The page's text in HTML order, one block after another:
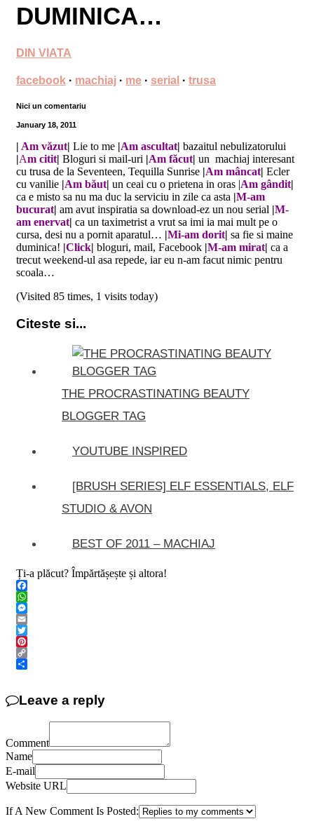
DUMINICA…
DIN VIATA
facebook · machiaj · me · serial · trusa
Nici un comentariu
January 18, 2011
| Am văzut| Lie to me |Am ascultat| bazaitul nebulizatorului
|Am citit| Bloguri si mail-uri |Am făcut| un machiaj interesant
cu trusa de la Seventeen, Tequilla Sunrise |Am mâncat| Ecler
cu vanilie |Am băut| un ceai cu o prietena in oras |Am gândit|
ca e misto sa nu ma duc la serviciu in zile ca asta |M-am
bucurat| am avut inspiratia sa download-ez un nou serial |M-
am enervat| ca un taximetrist a vrut sa imi ia mai mult pe o
cursa, desi nu a pornit aparatul… |Mi-am dorit| sa fie si maine
duminica! |Click| bloguri, mail, Facebook |M-am mirat| ca a
trecut weekend-ul asa repede, iar eu n-am facut nimic pentru
scoala…
(Visited 85 times, 1 visits today)
Citeste si...
THE PROCRASTINATING BEAUTY
BLOGGER TAG
YOUTUBE INSPIRED
[BRUSH SERIES] ELF ESSENTIALS, ELF
STUDIO & AVON
BEST OF 2011 – MACHIAJ
Ți-a plăcut? Împărtășește și altora!
Facebook
WhatsApp
Messenger
Email
Twitter
Pinterest
Copy
Leave a reply
Comment
Name
E-mail
Website URL
If A New Comment Is Posted: